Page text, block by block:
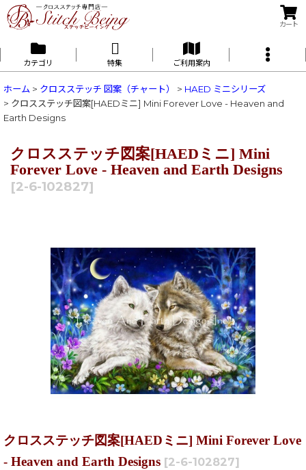
カート
カテゴリ 特集 ご利用案内
ホーム > クロスステッチ 図案（チャート） > HAED ミニシリーズ
> クロスステッチ図案[HAEDミニ] Mini Forever Love - Heaven and
Earth Designs
クロスステッチ図案[HAEDミニ] Mini
Forever Love - Heaven and Earth Designs
[2-6-102827]
クロスステッチ図案[HAEDミニ] Mini Forever Love
- Heaven and Earth Designs [2-6-102827]